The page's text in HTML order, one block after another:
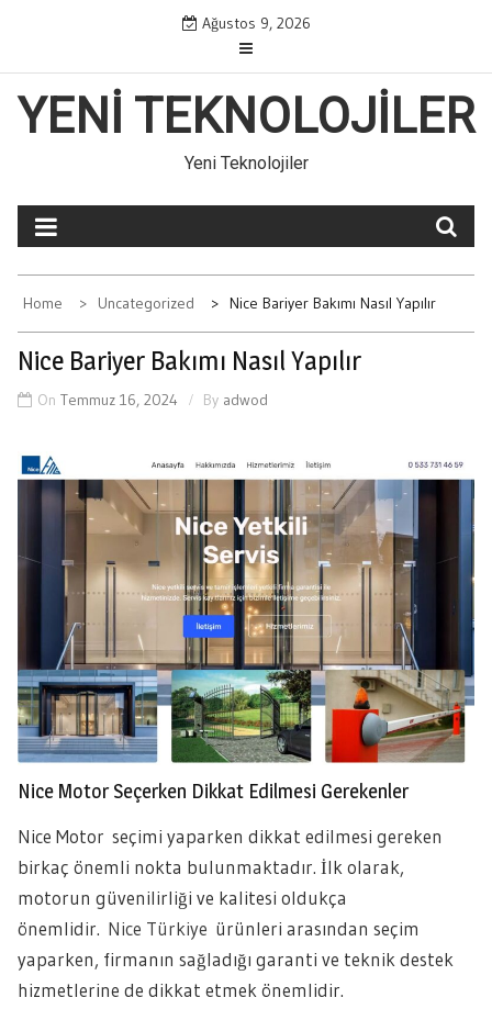
content
Ağustos 9, 2026
YENI TEKNOLOJILER
Yeni Teknolojiler
Home Uncategorized Nice Bariyer Bakımı Nasıl Yapılır
Nice Bariyer Bakımı Nasıl Yapılır
On Temmuz 16, 2024 By adwod
Nice Motor Seçerken Dikkat Edilmesi Gerekenler
Nice Motor seçimi yaparken dikkat edilmesi gereken
birkaç önemli nokta bulunmaktadır. İlk olarak,
motorun güvenilirliği ve kalitesi oldukça
önemlidir. Nice Türkiye ürünleri arasından seçim
yaparken, firmanın sağladığı garanti ve teknik destek
hizmetlerine de dikkat etmek önemlidir.